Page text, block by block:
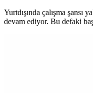
Yurtdışında çalışma şansı
devam ediyor. Bu defaki